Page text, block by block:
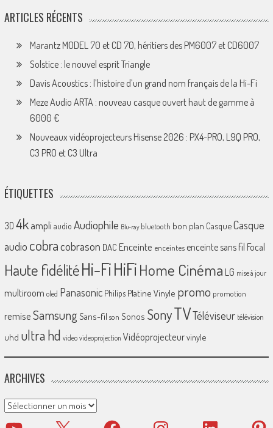
ARTICLES RÉCENTS
Marantz MODEL 70 et CD 70, héritiers des PM6007 et CD6007
Solstice : le nouvel esprit Triangle
Davis Acoustics : l’histoire d’un grand nom français de la Hi-Fi
Meze Audio ARTA : nouveau casque ouvert haut de gamme à
6000 €
Nouveaux vidéoprojecteurs Hisense 2026 : PX4-PRO, L9Q PRO,
C3 PRO et C3 Ultra
ÉTIQUETTES
3D 4k ampliaudio Audiophile Blu-ray bluetooth bon plan CasqueCasque
audio cobracobrason DAC Enceinte enceintes enceinte sans fil Focal
Haute fidélitéHi-FiHiFiHome Cinéma LG mise à jour
multiroom oled Panasonic Philips Platine Vinyle promo promotion
remiseSamsungSans-fil son Sonos SonyTVTéléviseur télévision
uhd ultra hd video videoprojection Vidéoprojecteurvinyle
ARCHIVES
Archives